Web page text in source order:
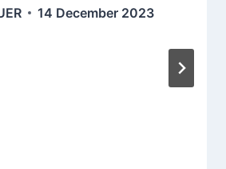
14 December 2023